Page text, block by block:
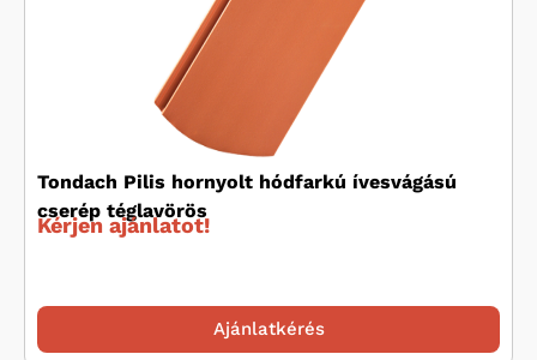
Tondach Pilis hornyolt hódfarkú ívesvágású
cserép téglavörös
Kérjen ajánlatot!
Ajánlatkérés